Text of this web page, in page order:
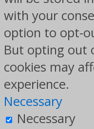
with your
option to opt-
But opting out
cookies may
experience.
Necessary
Necessary